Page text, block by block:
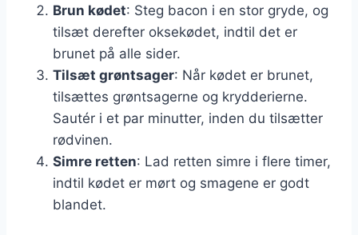
Brun kødet: Steg bacon i en stor gryde, og
tilsæt derefter oksekødet, indtil det er
brunet på alle sider.
Tilsæt grøntsager: Når kødet er brunet,
tilsættes grøntsagerne og krydderierne.
Sautér i et par minutter, inden du tilsætter
rødvinen.
Simre retten: Lad retten simre i flere timer,
indtil kødet er mørt og smagene er godt
blandet.